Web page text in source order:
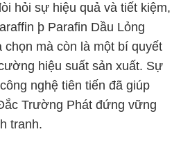
hỏi sự hiệu quả và tiết kiệm,
þ Parafin Dầu Lỏng
chọn mà còn là một bí quyết
hiệu suất sản xuất. Sự
nghệ tiên tiến đã giúp
Trường Phát đứng vững
tranh.